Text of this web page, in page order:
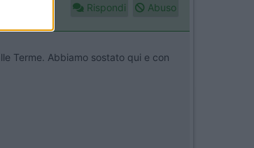
Rispondi Abuso
Terme. Abbiamo sostato qui e con